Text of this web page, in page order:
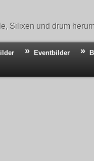
Silixen und drum
Eventbilder